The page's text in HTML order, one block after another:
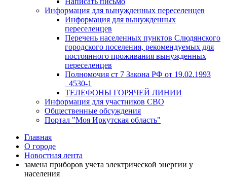
Информация для вынужденных переселенцев
Информация для вынужденных
переселенцев
Перечень населенных пунктов Слюдянского
городского поселения, рекомендуемых для
постоянного проживания вынужденных
переселенцев
Полномочия ст 7 Закона РФ от 19.02.1993
_4530-1
ТЕЛЕФОНЫ ГОРЯЧЕЙ ЛИНИИ
Информация для участников СВО
Общественные обсуждения
Портал "Моя Иркутская область"
Главная
О городе
Новостная лента
замена приборов учета электрической энергии у
населения